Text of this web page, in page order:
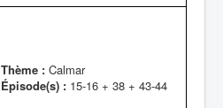
Thème : Calmar
Épisode(s) : 15-16 + 38 + 43-44